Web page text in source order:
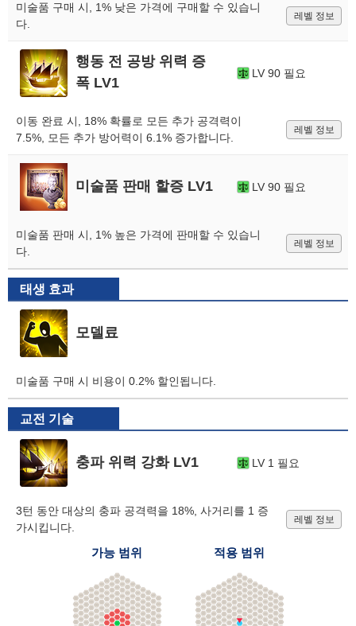
미술품 구매 시, 1% 낮은 가격에 구매할 수 있습니
다.
레벨 정보
행동 전 공방 위력 증
폭 LV1
LV 90 필요
이동 완료 시, 18% 확률로 모든 추가 공격력이
7.5%, 모든 추가 방어력이 6.1% 증가합니다.
레벨 정보
미술품 판매 할증 LV1 LV 90 필요
미술품 판매 시, 1% 높은 가격에 판매할 수 있습니
다.
레벨 정보
태생 효과
모델료
미술품 구매 시 비용이 0.2% 할인됩니다.
교전 기술
충파 위력 강화 LV1 LV 1 필요
3턴 동안 대상의 충파 공격력을 18%, 사거리를 1 증
가시킵니다.
레벨 정보
가능 범위 적용 범위